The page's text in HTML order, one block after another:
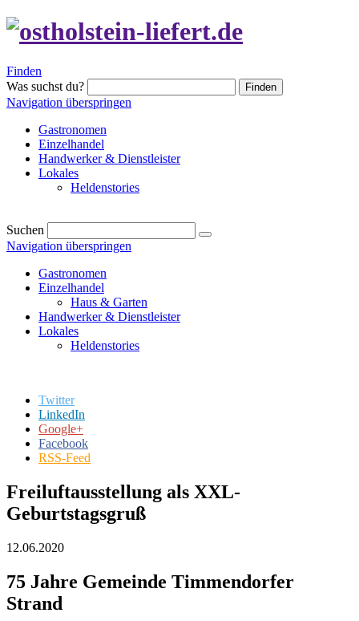
Finden
Was suchst du?
Finden
Navigation überspringen
Gastronomen
Einzelhandel
Handwerker & Dienstleister
Lokales
Heldenstories
Suchen
Navigation überspringen
Gastronomen
Einzelhandel
Haus & Garten
Handwerker & Dienstleister
Lokales
Heldenstories
Twitter
LinkedIn
Google+
Facebook
RSS-Feed
Freiluftausstellung als XXL-
Geburtstagsgruß
12.06.2020
75 Jahre Gemeinde Timmendorfer
Strand